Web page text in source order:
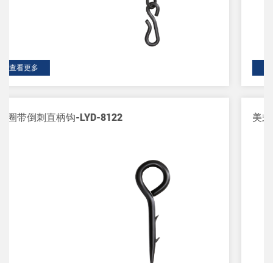
美式大小圈-LYD-8011